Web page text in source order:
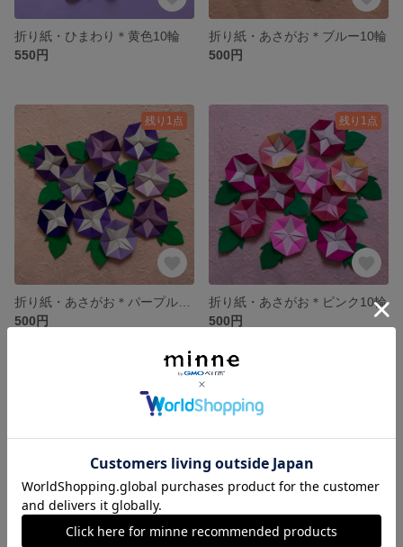
折り紙・ひまわり＊黄色10輪
550円
折り紙・あさがお＊ブルー10輪
500円
残り1点
500円
残り1点
折り紙・あさがお＊ピンク10輪
500円